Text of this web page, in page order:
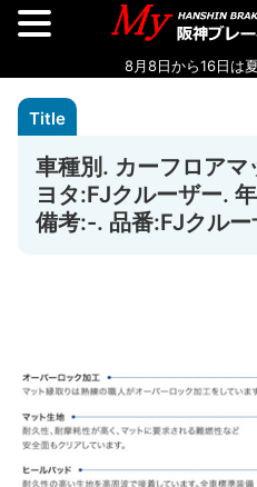
車種別. カーフロア
ヨタ:FJクルーザー.
備考:-. 品番:FJクルー